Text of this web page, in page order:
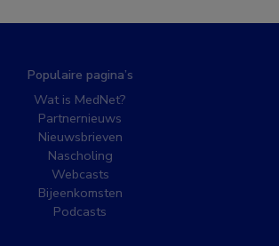
Populaire pagina’s
Wat is MedNet?
Partnernieuws
Nieuwsbrieven
Nascholing
Webcasts
Bijeenkomsten
Podcasts